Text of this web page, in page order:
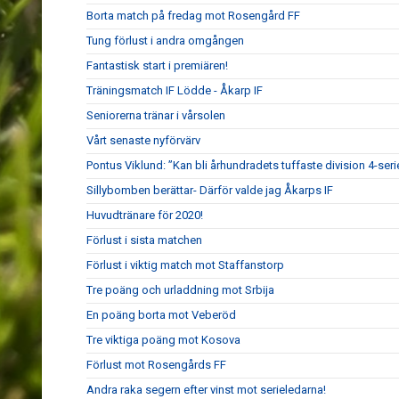
Borta match på fredag mot Rosengård FF
Tung förlust i andra omgången
Fantastisk start i premiären!
Träningsmatch IF Lödde - Åkarp IF
Seniorerna tränar i vårsolen
Vårt senaste nyförvärv
Pontus Viklund: ”Kan bli århundradets tuffaste division 4-
Sillybomben berättar- Därför valde jag Åkarps IF
Huvudtränare för 2020!
Förlust i sista matchen
Förlust i viktig match mot Staffanstorp
Tre poäng och urladdning mot Srbija
En poäng borta mot Veberöd
Tre viktiga poäng mot Kosova
Förlust mot Rosengårds FF
Andra raka segern efter vinst mot serieledarna!